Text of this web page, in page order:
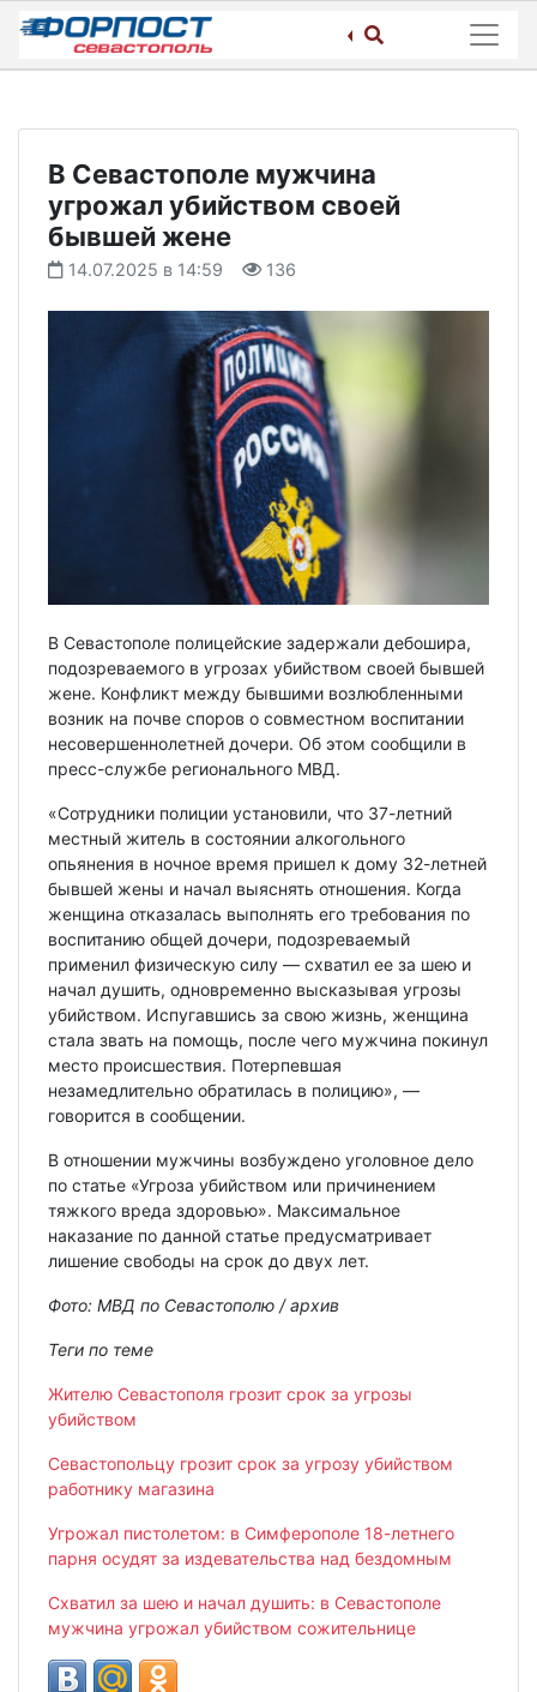
Skip
content
В Севастополе мужчина
угрожал убийством своей
бывшей жене
14.07.2025 в 14:59 136
В Севастополе полицейские задержали дебошира,
подозреваемого в угрозах убийством своей бывшей
жене. Конфликт между бывшими возлюбленными
возник на почве споров о совместном воспитании
несовершеннолетней дочери. Об этом сообщили в
пресс-службе регионального МВД.
«Сотрудники полиции установили, что 37-летний
местный житель в состоянии алкогольного
опьянения в ночное время пришел к дому 32-летней
бывшей жены и начал выяснять отношения. Когда
женщина отказалась выполнять его требования по
воспитанию общей дочери, подозреваемый
применил физическую силу — схватил ее за шею и
начал душить, одновременно высказывая угрозы
убийством. Испугавшись за свою жизнь, женщина
стала звать на помощь, после чего мужчина покинул
место происшествия. Потерпевшая
незамедлительно обратилась в полицию», —
говорится в сообщении.
В отношении мужчины возбуждено уголовное дело
по статье «Угроза убийством или причинением
тяжкого вреда здоровью». Максимальное
наказание по данной статье предусматривает
лишение свободы на срок до двух лет.
Фото: МВД по Севастополю / архив
Теги по теме
Жителю Севастополя грозит срок за угрозы
убийством
Севастопольцу грозит срок за угрозу убийством
работнику магазина
Угрожал пистолетом: в Симферополе 18-летнего
парня осудят за издевательства над бездомным
Схватил за шею и начал душить: в Севастополе
мужчина угрожал убийством сожительнице